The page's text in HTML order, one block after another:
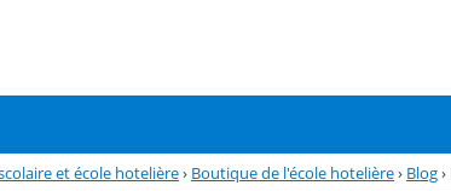
et école hotelière› Boutique de l'école hotelière› Blog›